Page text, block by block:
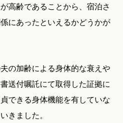
高齢であることから、宿泊さ
にあったといえるかどうかが
の加齢による身体的な衰えや
送付嘱託にて取得した証拠に
できる身体機能を有していな
きました。